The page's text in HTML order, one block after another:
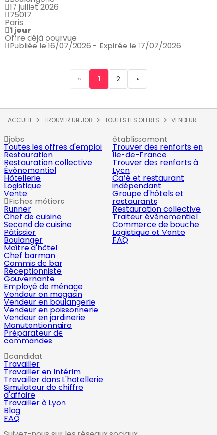
17 juillet 2026
75017
Paris
1 jour
Offre déjà pourvue
Publiée le 16/07/2026 - Expirée le 17/07/2026
« 1 2 »
ACCUEIL TROUVER UN JOB TOUTES LES OFFRES VENDEUR
jobs
Toutes les offres d'emploi
Restauration
Restauration collective
Évènementiel
Hôtellerie
Logistique
Vente
Fiches métiers
Runner
Chef de cuisine
Second de cuisine
Pâtissier
Boulanger
Maître d'hôtel
Chef barman
Commis de bar
Réceptionniste
Gouvernante
Employé de ménage
Vendeur en magasin
Vendeur en boulangerie
Vendeur en poissonnerie
Vendeur en jardinerie
Manutentionnaire
Préparateur de
commandes
établissement
Trouver des renforts en
Île-de-France
Trouver des renforts à
Lyon
Café et restaurant
indépendant
Groupe d'hôtels et
restaurants
Restauration collective
Traiteur évènementiel
Commerce de bouche
Logistique et Vente
FAQ
candidat
Travailler
Travailler en Intérim
Travailler dans L'hotellerie
Simulateur de chiffre
d'affaire
Travailler à Lyon
Blog
FAQ